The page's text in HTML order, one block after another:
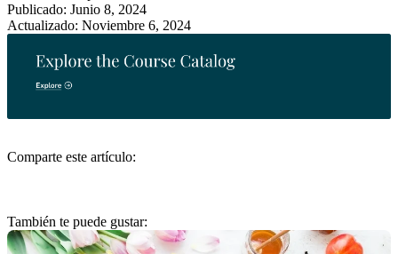
Comparte este artículo:
Publicado: Junio 8, 2024
Actualizado: Noviembre 6, 2024
También te puede gustar: